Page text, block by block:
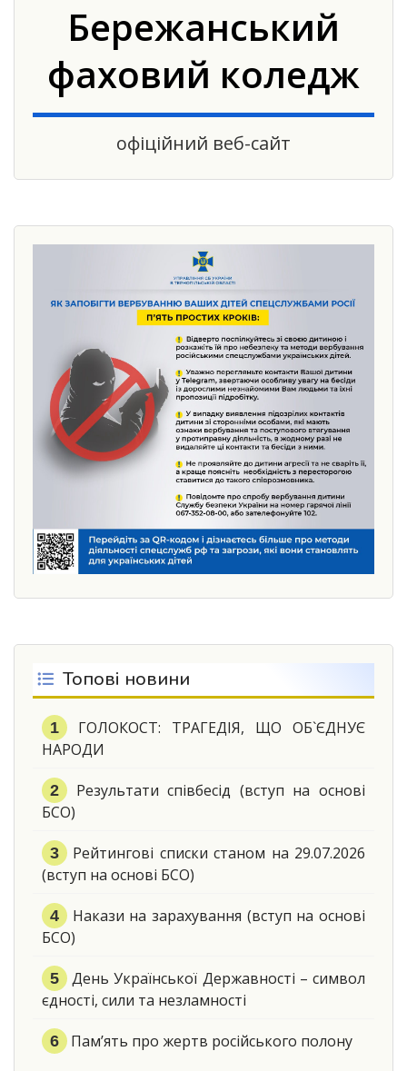
Бережанський
фаховий коледж
офіційний веб-сайт
Топові новини
ГОЛОКОСТ: ТРАГЕДІЯ, ЩО ОБ`ЄДНУЄ
НАРОДИ
Результати співбесід (вступ на основі
БСО)
Рейтингові списки станом на 29.07.2026
(вступ на основі БСО)
Накази на зарахування (вступ на основі
БСО)
День Української Державності – символ
єдності, сили та незламності
Пам’ять про жертв російського полону